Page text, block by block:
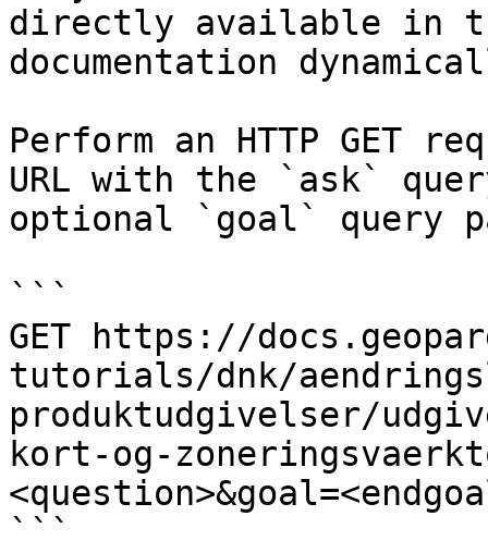
directly available in
documentation
Perform an HTTP GET
URL with the `ask`
optional `goal` query
```
GET https://
tutorials/dnk/
produktudgivelser/
kort-og-
```